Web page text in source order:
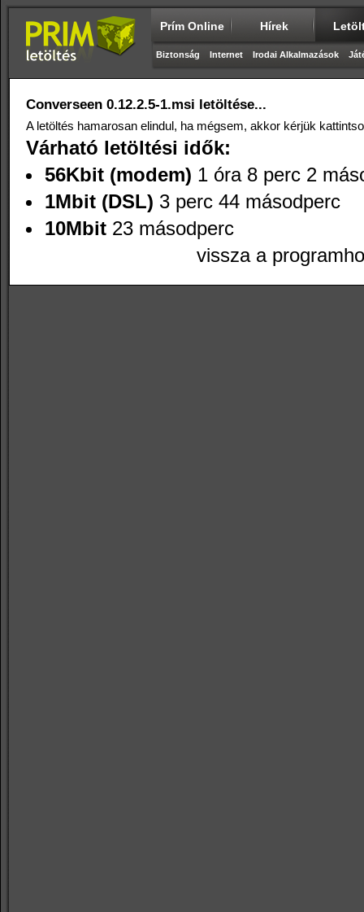
Prím Online Hírek
Biztonság Internet Irodai Alkalmazások
Converseen 0.12.2.5-1.msi letöltése...
A letöltés hamarosan elindul, ha mégsem, akkor kérjük
Várható letöltési idők:
56Kbit (modem) 1 óra 8 perc 2
1Mbit (DSL) 3 perc 44 másodperc
10Mbit 23 másodperc
vissza a